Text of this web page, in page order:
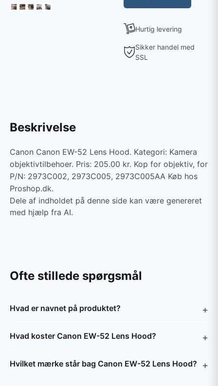
Hurtig levering
Sikker handel med
SSL
Beskrivelse
Canon Canon EW-52 Lens Hood. Kategori: Kamera
objektivtilbehoer. Pris: 205.00 kr. Kop for objektiv, for
P/N: 2973C002, 2973C005, 2973C005AA Køb hos
Proshop.dk.
Dele af indholdet på denne side kan være genereret
med hjælp fra AI.
Ofte stillede spørgsmål
Hvad er navnet på produktet?
Hvad koster Canon EW-52 Lens Hood?
Hvilket mærke står bag Canon EW-52 Lens Hood?